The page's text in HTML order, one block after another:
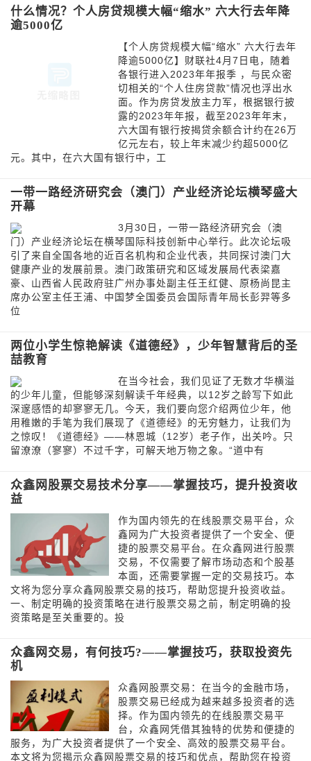
什么情况？个人房贷规模大幅“缩水” 六大行去年降
逾5000亿
【个人房贷规模大幅“缩水” 六大行去年
降逾5000亿】财联社4月7日电，随着
各银行进入2023年年报季 ，与民众密
切相关的“个人住房贷款”情况也浮出水
面。作为房贷发放主力军，根据银行披
露的2023年年报，截至2023年年末，
六大国有银行按揭贷余额合计约在26万
亿元左右，较上年末减少约超5000亿
元。其中，在六大国有银行中，工
一带一路经济研究会（澳门）产业经济论坛横琴盛大
开幕
3月30日，一带一路经济研究会（澳
门）产业经济论坛在横琴国际科技创新中心举行。此次论坛吸
引了来自全国各地的近百名机构和企业代表，共同探讨澳门大
健康产业的发展前景。澳门政策研究和区域发展局代表梁嘉
豪、山西省人民政府驻广州办事处副主任王红健、原杨尚昆主
席办公室主任王浦、中国梦全国委员会国际青年局长彭羿等多
位
两位小学生惊艳解读《道德经》，少年智慧背后的圣
喆教育
在当今社会，我们见证了无数才华横溢
的少年儿童，但能够深刻解读千年经典，以12岁之龄写下如此
深邃感悟的却寥寥无几。今天，我们要向您介绍两位少年，他
用稚嫩的手笔为我们展现了《道德经》的无穷魅力，让我们为
之惊叹！《道德经》——林恩城（12岁）老子作，出关吟。只
留潦潦（寥寥）不过千字，可解天地万物之象。“道中有
众鑫网股票交易技术分享——掌握技巧，提升投资收
益
作为国内领先的在线股票交易平台，众
鑫网为广大投资者提供了一个安全、便
捷的股票交易平台。在众鑫网进行股票
交易，不仅需要了解市场动态和个股基
本面，还需要掌握一定的交易技巧。本
文将为您分享众鑫网股票交易的技巧，帮助您提升投资收益。
一、制定明确的投资策略在进行股票交易之前，制定明确的投
资策略是至关重要的。投
众鑫网交易，有何技巧?——掌握技巧，获取投资先
机
众鑫网股票交易：在当今的金融市场，
股票交易已经成为越来越多投资者的选
择。作为国内领先的在线股票交易平
台，众鑫网凭借其独特的优势和便捷的
服务，为广大投资者提供了一个安全、高效的股票交易平台。
本文将为您揭示众鑫网股票交易的技巧和优点，帮助您在投资